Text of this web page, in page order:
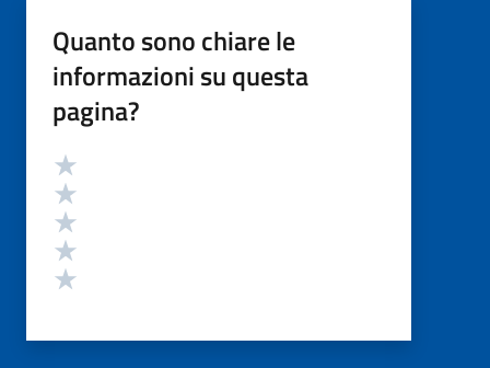
Quanto sono chiare le
informazioni su questa
pagina?
Valutazione